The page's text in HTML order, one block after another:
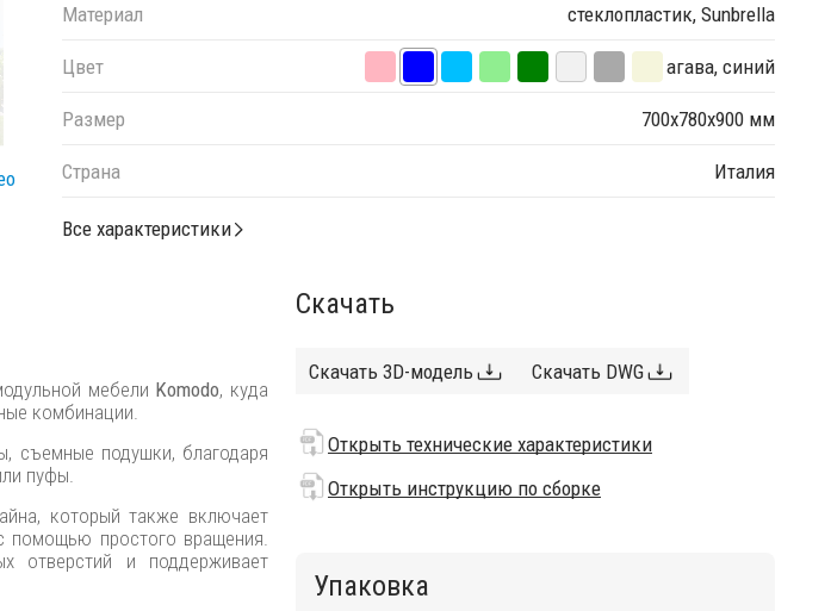
Материал стеклопластик, Sunbrella
Цвет агава, синий
Размер 700х780х900 мм
Страна Италия
Все характеристики
мебели Komodo, куда
комбинации.
съемные подушки, благодаря
пуфы.
который также включает
помощью простого вращения.
отверстий и поддерживает
Скачать
Скачать 3D-модель Скачать DWG
Открыть технические характеристики
Открыть инструкцию по сборке
Упаковка